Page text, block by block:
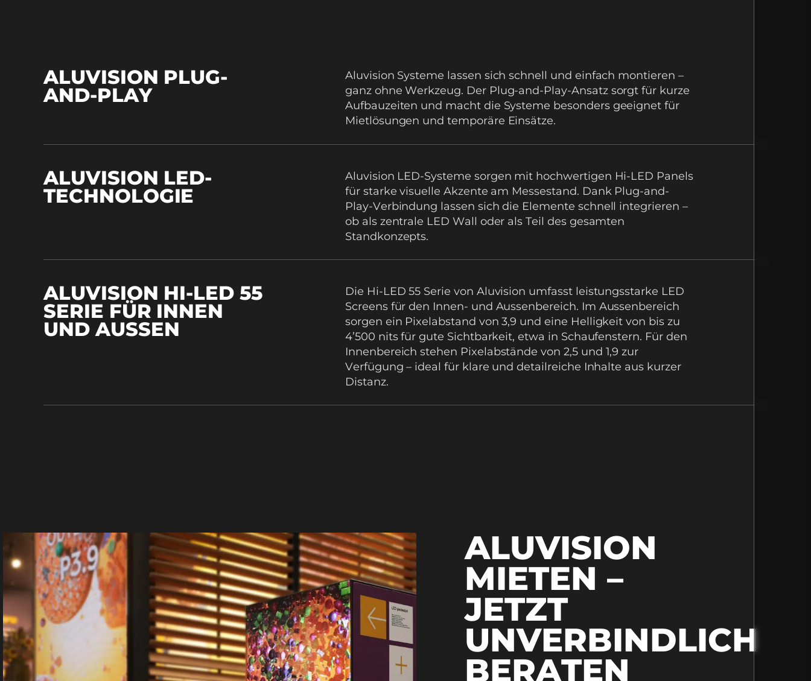
ALUVISION PLUG-
AND-PLAY
Aluvision Systeme lassen sich schnell und einfach montieren –
ganz ohne Werkzeug. Der Plug-and-Play-Ansatz sorgt für kurze
Aufbauzeiten und macht die Systeme besonders geeignet für
Mietlösungen und temporäre Einsätze.
ALUVISION LED-
TECHNOLOGIE
Aluvision LED-Systeme sorgen mit hochwertigen Hi-LED Panels
für starke visuelle Akzente am Messestand. Dank Plug-and-
Play-Verbindung lassen sich die Elemente schnell integrieren –
ob als zentrale LED Wall oder als Teil des gesamten
Standkonzepts.
ALUVISION HI-LED 55
SERIE FÜR INNEN
UND AUSSEN
Die Hi-LED 55 Serie von Aluvision umfasst leistungsstarke LED
Screensfür den Innen- und Aussenbereich. Im Aussenbereich
sorgen ein Pixelabstand von 3,9 und eine Helligkeit von bis zu
4’500 nits für gute Sichtbarkeit, etwa in Schaufenstern. Für den
Innenbereich stehen Pixelabstände von 2,5 und 1,9 zur
Verfügung – ideal für klare und detailreiche Inhalte aus kurzer
Distanz.
ALUVISION
MIETEN –
JETZT
UNVERBINDLICH
BERATEN